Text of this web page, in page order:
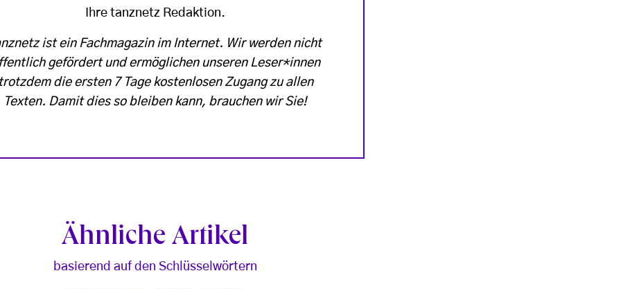
Ihre tanznetz Redaktion.
ist ein Fachmagazin im Internet. Wir werden nicht
gefördert und ermöglichen unseren Leser*innen
die ersten 7 Tage kostenlosen Zugang zu allen
Texten. Damit dies so bleiben kann, brauchen wir Sie!
Ähnliche Artikel
basierend auf den Schlüsselwörtern